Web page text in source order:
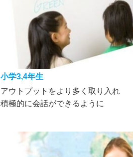
小学3,4年生
アウトプットをより多く取り入れ
積極的に会話ができるように